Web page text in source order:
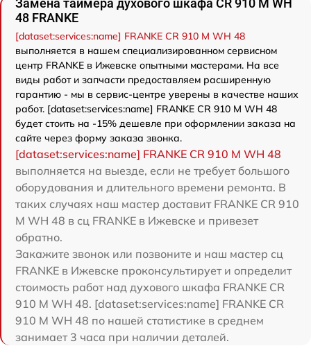
Замена таймера духового шкафа CR 910 M WH
48 FRANKE
[dataset:services:name] FRANKE CR 910 M WH 48
выполняется в нашем специализированном сервисном
центр FRANKE в Ижевске опытными мастерами. На все
виды работ и запчасти предоставляем расширенную
гарантию - мы в сервис-центре уверены в качестве наших
работ. [dataset:services:name] FRANKE CR 910 M WH 48
будет стоить на -15% дешевле при оформлении заказа на
сайте через форму заказа звонка.
[dataset:services:name] FRANKE CR 910 M WH 48
выполняется на выезде, если не требует большого
оборудования и длительного времени ремонта. В
таких случаях наш мастер доставит FRANKE CR 910
M WH 48 в сц FRANKE в Ижевске и привезет
обратно.
Закажите звонок или позвоните и наш мастер сц
FRANKE в Ижевске проконсультирует и определит
стоимость работ над духового шкафа FRANKE CR
910 M WH 48. [dataset:services:name] FRANKE CR
910 M WH 48 по нашей статистике в среднем
занимает 3 часа при наличии деталей.